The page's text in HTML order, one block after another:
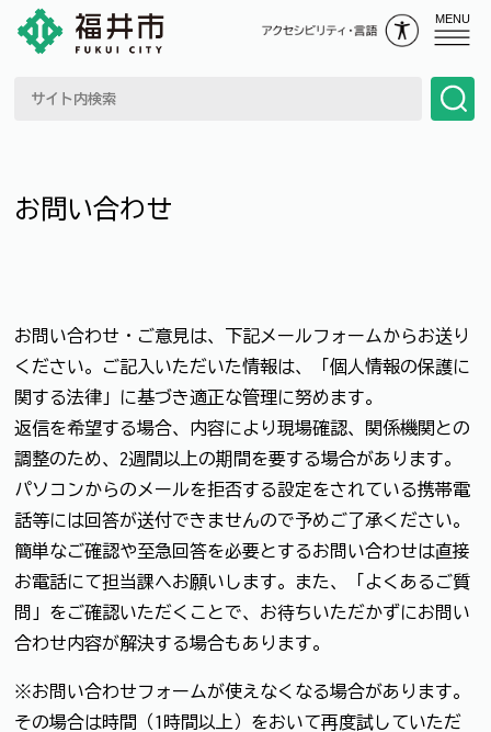
MENU
お問い合わせ
お問い合わせ・ご意見は、下記メールフォームからお送り
ください。ご記入いただいた情報は、「個人情報の保護に
関する法律」に基づき適正な管理に努めます。
返信を希望する場合、内容により現場確認、関係機関との
調整のため、2週間以上の期間を要する場合があります。
パソコンからのメールを拒否する設定をされている携帯電
話等には回答が送付できませんので予めご了承ください。
簡単なご確認や至急回答を必要とするお問い合わせは直接
お電話にて担当課へお願いします。また、「よくあるご質
問」をご確認いただくことで、お待ちいただかずにお問い
合わせ内容が解決する場合もあります。
※お問い合わせフォームが使えなくなる場合があります。
その場合は時間（1時間以上）をおいて再度試していただ